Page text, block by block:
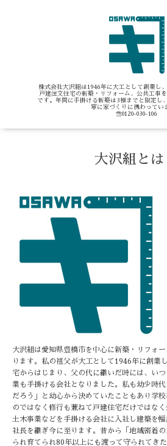
株式会社大沢組は1946年に大工として創業し
戸建注文住宅の新築・リフォーム、公共工事
です。年間に手掛ける新築は3棟までと限定し
寧に家づくりに携わってい
☏0120-030-106
大沢組とは
大沢組は愛知県豊橋市を中心に新築・リフォ
ります。私の祖父が大工として1946年に創業
宅からはじまり、父の代に継いだ時には、い
業も手掛ける会社となりました。私も幼少時
だろう」と幼心から決めていたこともあり学
のではなく修行も兼ねて戸建住宅だけではな
土木事業などを手掛ける会社に入社し建築を
社長を継ぎ今に至ります。昔から「地域密着
られ育てられ80年以上にも渡って守られてき